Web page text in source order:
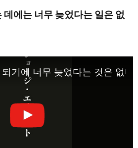
데에는 너무 늦었다는 일은 없
기에 너무 늦었다는 것은 없